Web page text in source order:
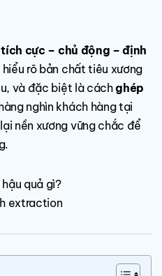
tích cực – chủ động – định
hiểu rõ bản chất tiêu xương
và đặc biệt là cáchghép
nghìn khách hàng tại
lại nền xương vững chắc để
quả gì?
extraction